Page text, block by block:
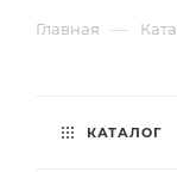
Главная —
КАТАЛОГ